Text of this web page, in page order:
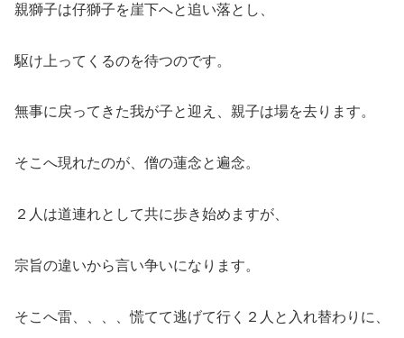
親獅子は仔獅子を崖下へと追い落とし、
駆け上ってくるのを待つのです。
無事に戻ってきた我が子と迎え、親子は場を去ります。
そこへ現れたのが、僧の蓮念と遍念。
２人は道連れとして共に歩き始めますが、
宗旨の違いから言い争いになります。
そこへ雷、、、、慌てて逃げて行く２人と入れ替わりに、